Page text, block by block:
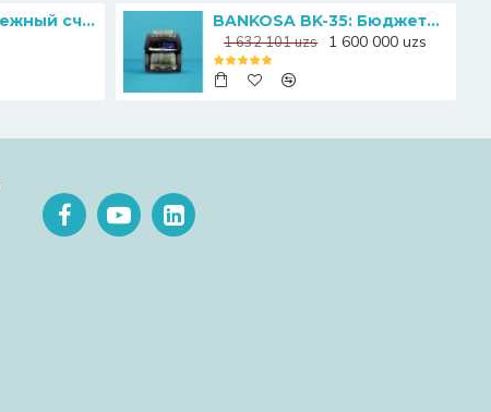
Magner 130: Надежный счетчик банкнот с функцией определением номинала
BANKOSA BK-35: Бюджетный счетчик банкнот для малого и среднего бизнеса
1 632 101 uzs
1 600 000 uzs